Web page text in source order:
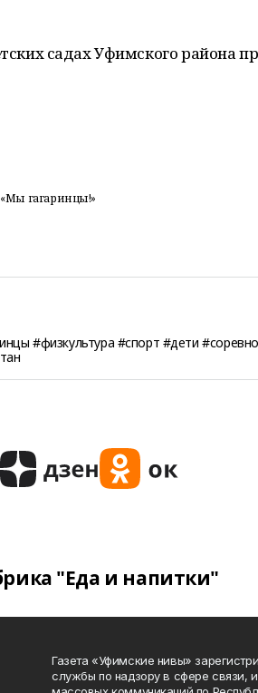
садах Уфимского района
гагаринцы!»
#физкультура #спорт #дети
"Еда и напитки"
Газета «Уфимские нивы»
службы по надзору в сфере связи,